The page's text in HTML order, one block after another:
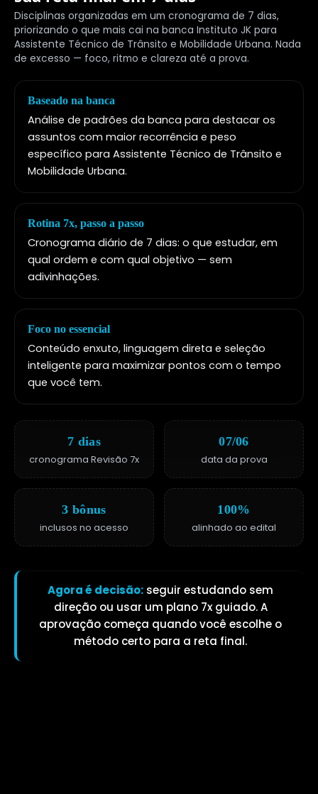
Disciplinas organizadas em um cronograma de 7 dias,
priorizando o que mais cai na banca Instituto JK para
Assistente Técnico de Trânsito e Mobilidade Urbana. Nada
de excesso — foco, ritmo e clareza até a prova.
Baseado na banca
Análise de padrões da banca para destacar os
assuntos com maior recorrência e peso
específico para Assistente Técnico de Trânsito e
Mobilidade Urbana.
Rotina 7x, passo a passo
Cronograma diário de 7 dias: o que estudar, em
qual ordem e com qual objetivo — sem
adivinhações.
Foco no essencial
Conteúdo enxuto, linguagem direta e seleção
inteligente para maximizar pontos com o tempo
que você tem.
7 dias
cronograma Revisão 7x
07/06
data da prova
3 bônus
inclusos no acesso
100%
alinhado ao edital
Agora é decisão: seguir estudando sem
direção ou usar um plano 7x guiado. A
aprovação começa quando você escolhe o
método certo para a reta final.